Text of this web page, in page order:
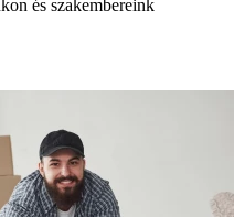
és szakembereink